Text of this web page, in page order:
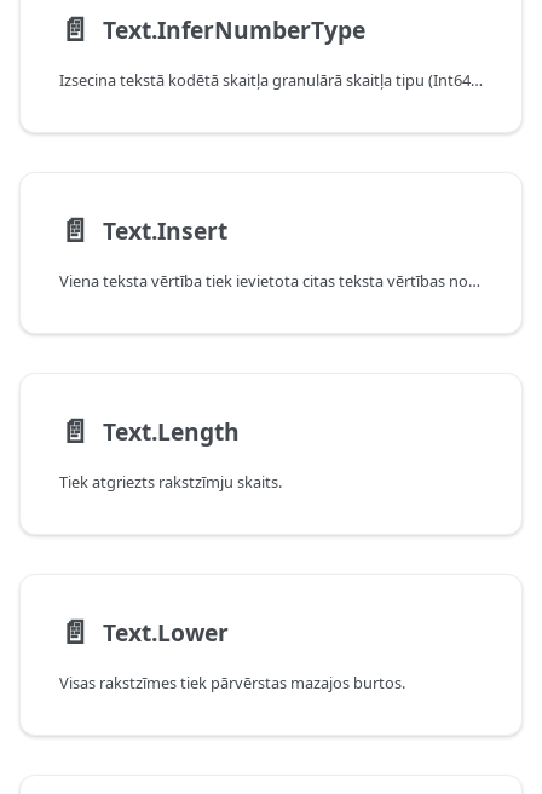
📄️ Text.InferNumberType
Izsecina tekstā kodētā skaitļa granulārā skaitļa tipu (Int64.Type, Double.Type utt.).
📄️ Text.Insert
Viena teksta vērtība tiek ievietota citas teksta vērtības noteiktā pozīcijā.
📄️ Text.Length
Tiek atgriezts rakstzīmju skaits.
📄️ Text.Lower
Visas rakstzīmes tiek pārvērstas mazajos burtos.